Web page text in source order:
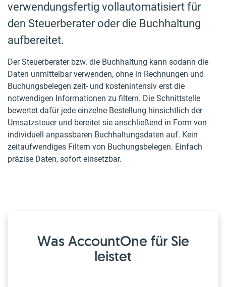
verwendungsfertig vollautomatisiert für
den Steuerberater oder die Buchhaltung
aufbereitet.
Der Steuerberater bzw. die Buchhaltung kann sodann die
Daten unmittelbar verwenden, ohne in Rechnungen und
Buchungsbelegen zeit- und kostenintensiv erst die
notwendigen Informationen zu filtern. Die Schnittstelle
bewertet dafür jede einzelne Bestellung hinsichtlich der
Umsatzsteuer und bereitet sie anschließend in Form von
individuell anpassbaren Buchhaltungsdaten auf. Kein
zeitaufwendiges Filtern von Buchungsbelegen. Einfach
präzise Daten, sofort einsetzbar.
Was AccountOne für Sie
leistet